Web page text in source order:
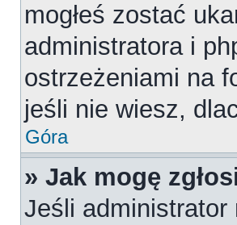
mogłeś zostać
administratora i
ostrzeżeniami na
jeśli nie wiesz,
Góra
» Jak mogę
Jeśli administrator